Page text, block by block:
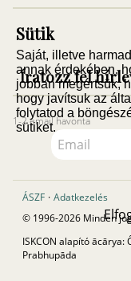
Sütik
Saját, illetve
annak érdekében,
jobban megértsük,
hogy javítsuk az
folytatod a
sütiket.
Íratozz fel
1-2 email havonta
ÁSZF · Adatkezelés
© 1996-2026 Minden
ISKCON alapító ācārya:
Prabhupāda